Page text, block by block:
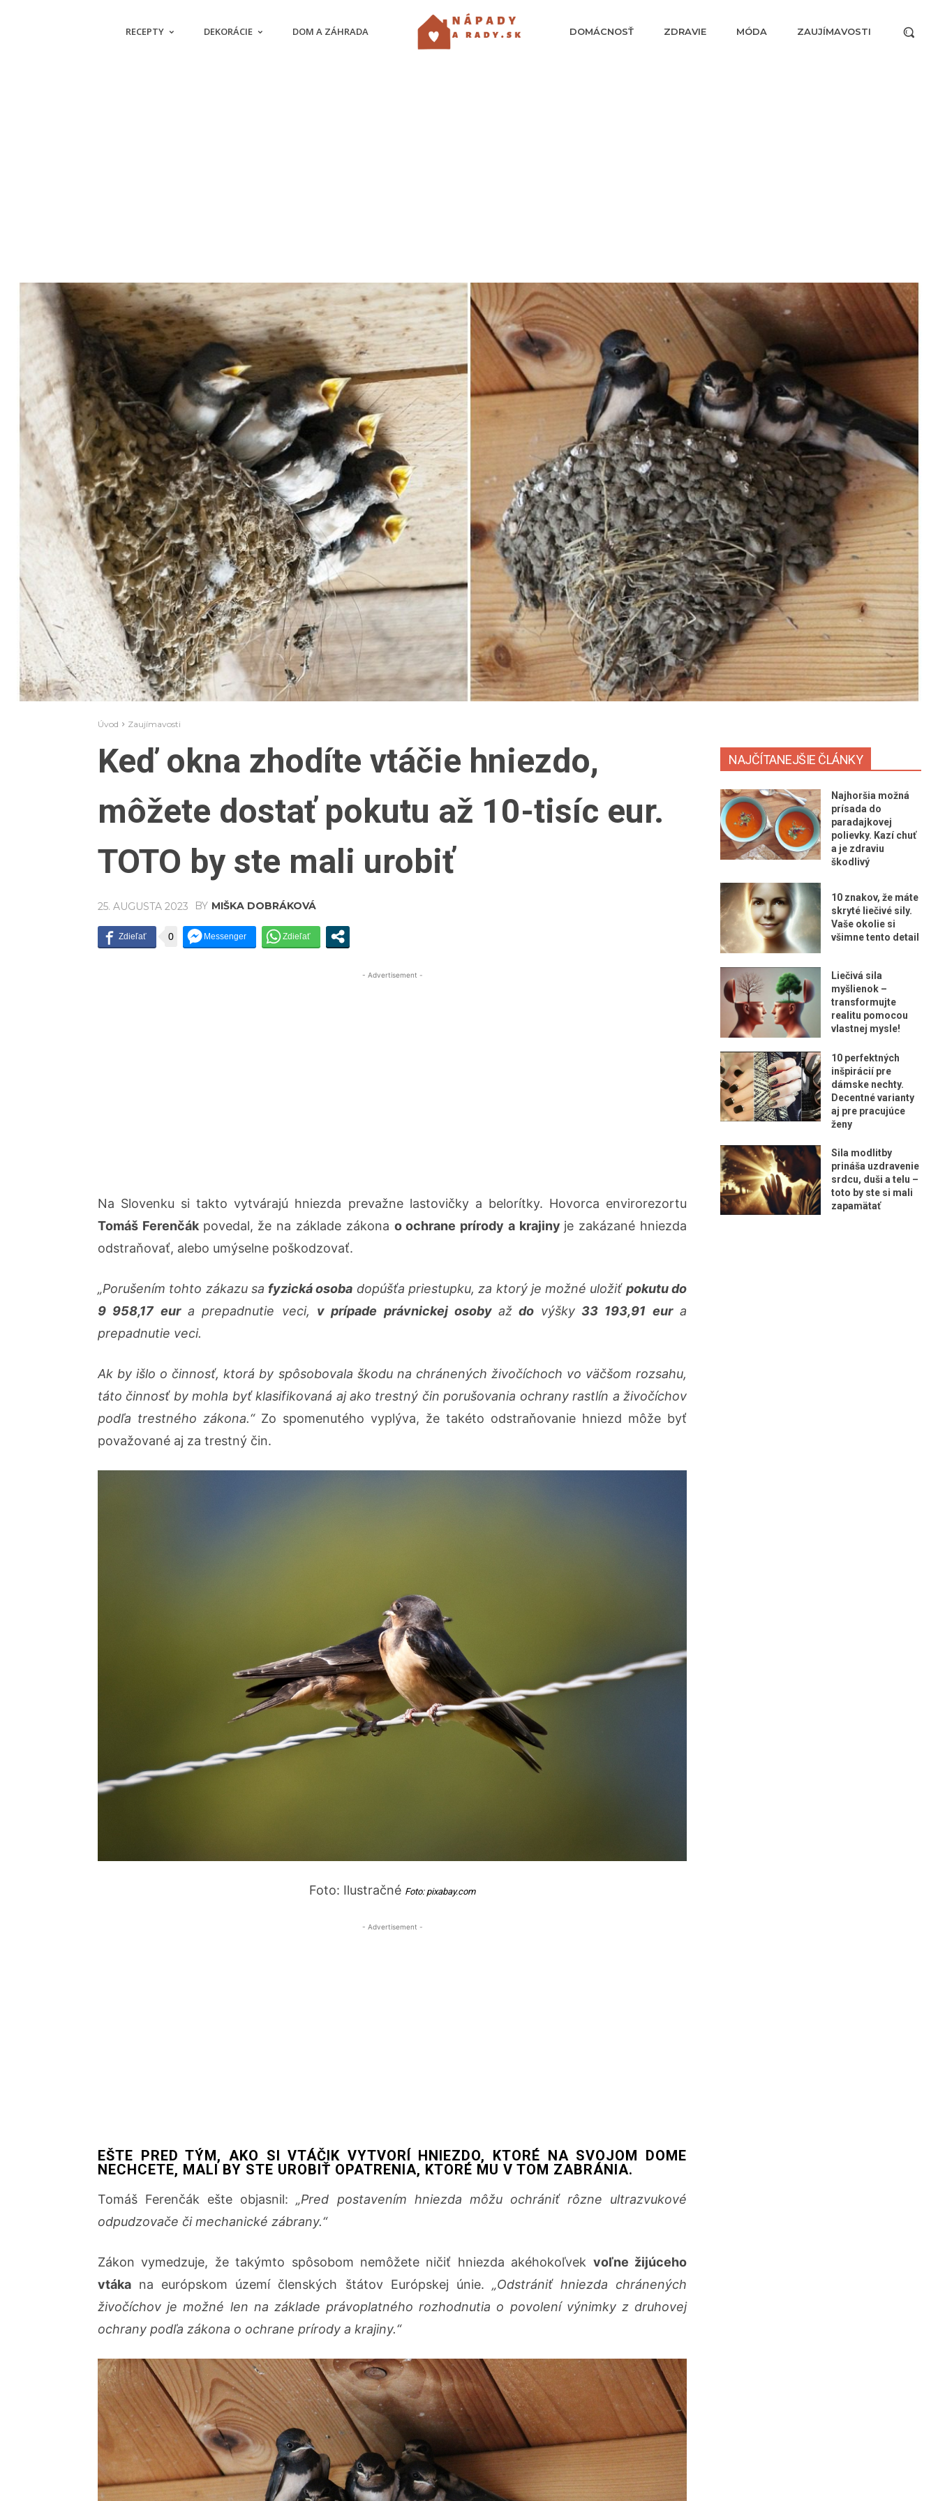
RECEPTY DEKORÁCIE DOM A ZÁHRADA DOMÁCNOSŤ ZDRAVIE MÓDA ZAUJÍMAVOSTI
Úvod Zaujímavosti
Keď okna zhodíte vtáčie hniezdo,
môžete dostať pokutu až 10-tisíc eur.
TOTO by ste mali urobiť
25. AUGUSTA 2023 BY MIŠKA DOBRÁKOVÁ
0
- Advertisement -
Na Slovenku si takto vytvárajú hniezda prevažne lastovičky a belorítky. Hovorca envirorezortu
Tomáš Ferenčák povedal, že na základe zákona o ochrane prírody a krajiny je zakázané hniezda
odstraňovať, alebo umýselne poškodzovať.
„Porušením tohto zákazu sa fyzická osoba dopúšťa priestupku, za ktorý je možné uložiť pokutu do
9 958,17 eura prepadnutie veci, v prípade právnickej osobyaž do výšky33 193,91 eura
prepadnutie veci.
Ak by išlo o činnosť, ktorá by spôsobovala škodu na chránených živočíchoch vo väčšom rozsahu,
táto činnosť by mohla byť klasifikovaná aj ako trestný čin porušovania ochrany rastlín a živočíchov
podľa trestného zákona.“ Zo spomenutého vyplýva, že takéto odstraňovanie hniezd môže byť
považované aj za trestný čin.
Foto: Ilustračné Foto: pixabay.com
- Advertisement -
EŠTE PRED TÝM, AKO SI VTÁČIK VYTVORÍ HNIEZDO, KTORÉ NA SVOJOM DOME
NECHCETE, MALI BY STE UROBIŤ OPATRENIA, KTORÉ MU V TOM ZABRÁNIA.
Tomáš Ferenčák ešte objasnil:„Pred postavením hniezda môžu ochrániť rôzne ultrazvukové
odpudzovače či mechanické zábrany.“
Zákon vymedzuje, že takýmto spôsobom nemôžete ničiť hniezda akéhokoľvek voľne žijúceho
vtáka na európskom území členských štátov Európskej únie. „Odstrániť hniezda chránených
živočíchov je možné len na základe právoplatného rozhodnutia o povolení výnimky z druhovej
ochrany podľa zákona o ochrane prírody a krajiny.“
NAJČÍTANEJŠIE ČLÁNKY
Najhoršia možná
prísada do
paradajkovej
polievky. Kazí chuť
a je zdraviu
škodlivý
10 znakov, že máte
skryté liečivé sily.
Vaše okolie si
všimne tento detail
Liečivá sila
myšlienok –
transformujte
realitu pomocou
vlastnej mysle!
10 perfektných
inšpirácií pre
dámske nechty.
Decentné varianty
aj pre pracujúce
ženy
Sila modlitby
prináša uzdravenie
srdcu, duši a telu –
toto by ste si mali
zapamätať